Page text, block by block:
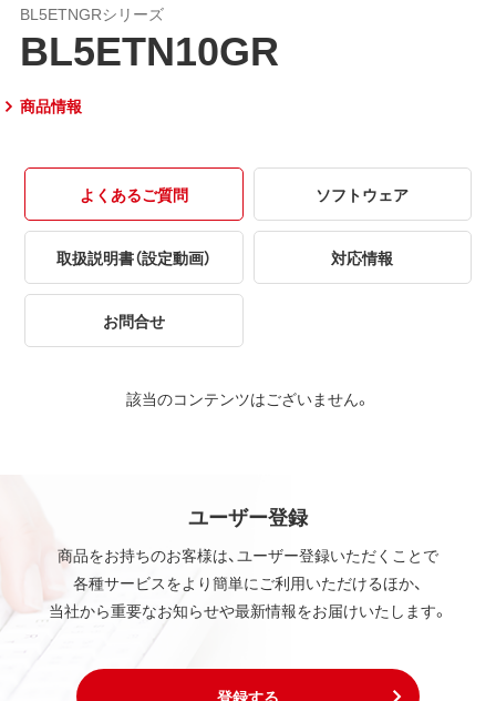
BL5ETNGRシリーズ
BL5ETN10GR
商品情報
よくあるご質問 ソフトウェア
取扱説明書（設定動画） 対応情報
お問合せ
該当のコンテンツはございません。
ユーザー登録
商品をお持ちのお客様は、ユーザー登録いただくことで
各種サービスをより簡単にご利用いただけるほか、
当社から重要なお知らせや最新情報をお届けいたします。
登録する